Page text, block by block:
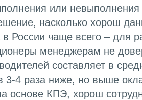
или
насколько хорош
в России чаще всего – для
менеджерам не
составляет в
3-4 раза ниже, но выше
основе КПЭ, хорош